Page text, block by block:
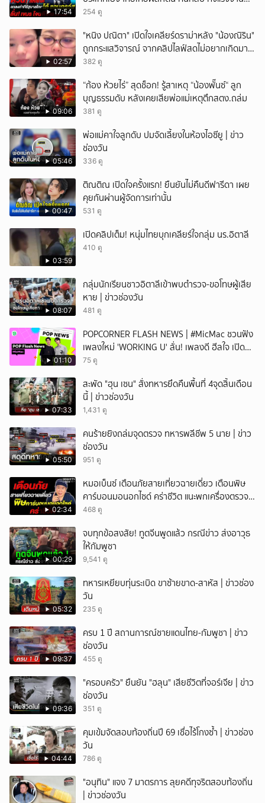
17:54
ถูก-ผิดกฎหมาย
254 ดู
02:57
"หนิง ปณิตา" เปิดใจเคลียร์ดราม่าหลัง "น้องณิริน"
ถูกกระแสวิจารณ์ จากคลิปไลฟ์สดไม่อยากเกิดมา
หน้าเหมือนพ่อ
382 ดู
09:06
“ก้อง ห้วยไร่” สุดช็อก! รู้สาเหตุ “น้องพั๊นซ์“ ลูก
บุญธรรมดับ หลังเคยเสียพ่อแม่เหตุตึกสตง.ถล่ม
381 ดู
05:46
พ่อแม่คาใจลูกดับ ปมจัดเลี้ยงในห้องไอซียู | ข่าว
ช่องวัน
336 ดู
00:47
ติณติณ เปิดใจครั้งแรก! ยืนยันไม่คืนดีฟารีดา เผย
คุยกันผ่านผู้จัดการเท่านั้น
531 ดู
03:59
เปิดคลิปเต็ม! หนุ่มไทยบุกเคลียร์ใจกลุ่ม นร.อิตาลี
410 ดู
08:07
กลุ่มนักเรียนชาวอิตาลีเข้าพบตำรวจ-ขอโทษผู้เสีย
หาย | ข่าวช่องวัน
481 ดู
01:10
POPCORNER FLASH NEWS | #MicMac ชวนฟัง
เพลงใหม่ 'WORKING U' ลั่น! เพลงดี ฮีลใจ เปิด
ฟังได้ทุกสถานการณ์
75 ดู
07:33
สะพัด "ฮุน เซน" สั่งทหารยึดคืนพื้นที่ 4จุดสิ้นเดือน
นี้ | ข่าวช่องวัน
1,431 ดู
05:50
คนร้ายยิงถล่มจุดตรวจ ทหารพลีชีพ 5 นาย | ข่าว
ช่องวัน
951 ดู
02:34
หมอเบ็นซ์ เตือนภัยสายเที่ยวฉายเดี่ยว เตือนพิษ
คาร์บอนมอนอกไซด์ คร่าชีวิต แนะพกเครื่องตรวจ
วัดติดตัว
468 ดู
00:29
จบทุกข้อสงสัย! ทูตจีนพูดแล้ว กรณีข่าว ส่งอาวุธ
ให้กัมพูชา
9,541 ดู
05:32
ทหารเหยียบทุ่นระเบิด ขาซ้ายขาด-สาหัส | ข่าวช่อง
วัน
235 ดู
09:37
ครบ 1 ปี สถานการณ์ชายแดนไทย-กัมพูชา | ข่าว
ช่องวัน
455 ดู
09:36
"ครอบครัว" ยืนยัน "ฮลุน" เสียชีวิตที่จอร์เจีย | ข่าว
ช่องวัน
351 ดู
04:44
คุมเข้มจัดสอบท้องถิ่นปี 69 เชื่อไร้โกงซ้ำ | ข่าวช่อง
วัน
786 ดู
"อนุทิน" แจง 7 มาตรการ ลุยคดีทุจริตสอบท้องถิ่น
| ข่าวช่องวัน
ยกเลิก